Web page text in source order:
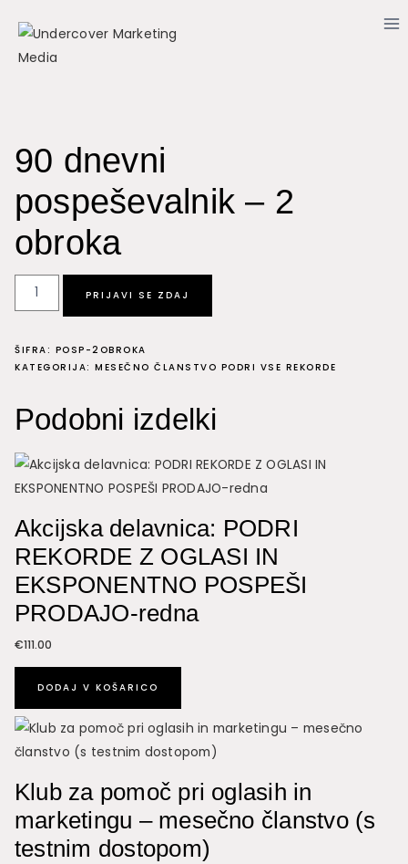
content
90 dnevni
pospeševalnik – 2
obroka
dnevni
-
količina
PRIJAVI SE ZDAJ
ŠIFRA: POSP-2OBROKA
KATEGORIJA: MESEČNO ČLANSTVO PODRI VSE REKORDE
Podobni izdelki
Akcijska delavnica: PODRI
REKORDE Z OGLASI IN
EKSPONENTNO POSPEŠI
PRODAJO-redna
€111.00
DODAJ V KOŠARICO
Klub za pomoč pri oglasih in
marketingu – mesečno članstvo (s
testnim dostopom)